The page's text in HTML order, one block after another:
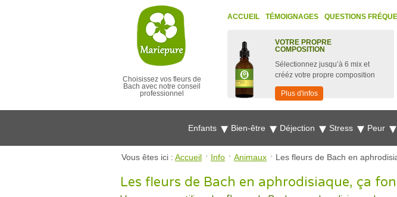
Choisissez vos fleurs de
Bach avec notre conseil
professionnel
ACCUEIL TÉMOIGNAGES QUESTIONS
VOTRE PROPRE
COMPOSITION
Sélectionnez jusqu’à 6 mix et
crééz votre propre composition
Plus d'infos
Enfants Bien-être Déjection Stress Peur
Vous êtes ici : Accueil Info Animaux Les fleurs de Bach en
Les fleurs de Bach en aphrodisiaque, ça